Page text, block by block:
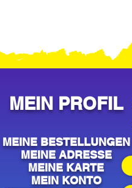
MEIN PROFIL
MEINE BESTELLUNGEN
MEINE ADRESSE
MEINE KARTE
MEIN KONTO